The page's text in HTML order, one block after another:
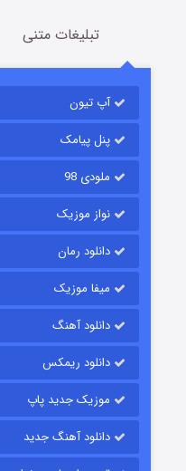
شکست
قسمت
تبلیغات متنی
آپ تیون
پنل پیامک
ملودی 98
نواز موزیک
دانلود رمان
میفا موزیک
دانلود آهنگ
دانلود ریمکس
موزیک جدید پاپ
دانلود آهنگ جدید